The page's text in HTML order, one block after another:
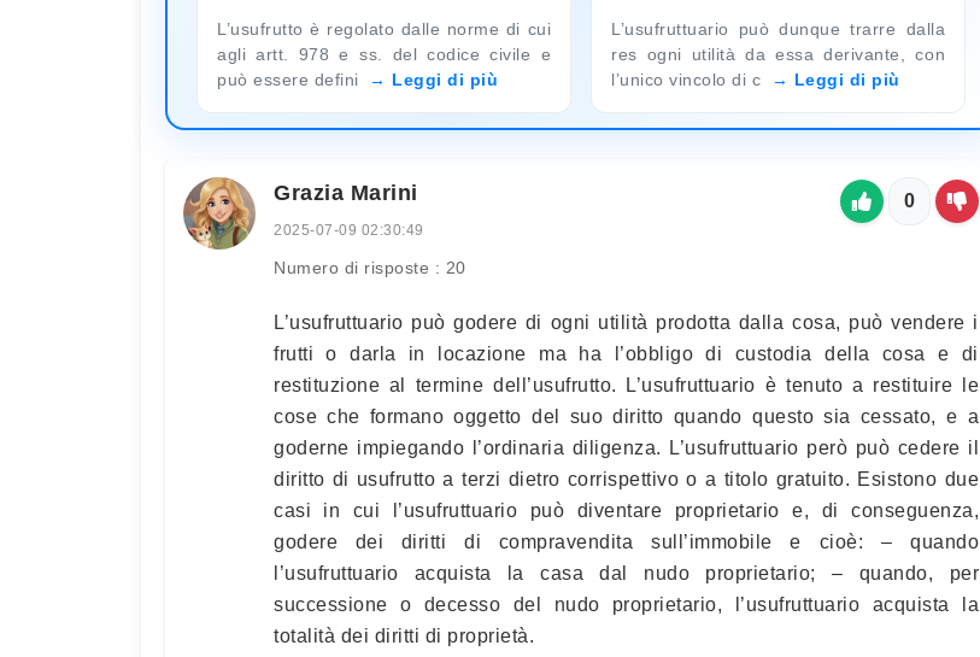
L’usufrutto è regolato dalle norme di cui
agli artt. 978 e ss. del codice civile e
può essere defini
Leggi di più
L’usufruttuario può dunque trarre dalla
res ogni utilità da essa derivante, con
l’unico vincolo di c
Leggi di più
Grazia Marini
2025-07-09 02:30:49
Numero di risposte : 20
0
L’usufruttuario può godere di ogni utilità prodotta dalla cosa, può vendere i
frutti o darla in locazione ma ha l’obbligo di custodia della cosa e di
restituzione al termine dell’usufrutto. L’usufruttuario è tenuto a restituire le
cose che formano oggetto del suo diritto quando questo sia cessato, e a
goderne impiegando l’ordinaria diligenza. L’usufruttuario però può cedere il
diritto di usufrutto a terzi dietro corrispettivo o a titolo gratuito. Esistono due
casi in cui l’usufruttuario può diventare proprietario e, di conseguenza,
godere dei diritti di compravendita sull’immobile e cioè: – quando
l’usufruttuario acquista la casa dal nudo proprietario; – quando, per
successione o decesso del nudo proprietario, l’usufruttuario acquista la
totalità dei diritti di proprietà.